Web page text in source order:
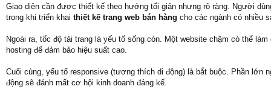
Giao diện cần được thiết kế theo hướng tối giản nhưng rõ ràng. Người
trọng khi triển khai thiết kế trang web bán hàng cho các ngành có nhiều
Ngoài ra, tốc độ tải trang là yếu tố sống còn. Một website chậm có thể
hosting để đảm bảo hiệu suất cao.
Cuối cùng, yếu tố responsive (tương thích di động) là bắt buộc. Phần lớn
động sẽ đánh mất cơ hội kinh doanh đáng kể.